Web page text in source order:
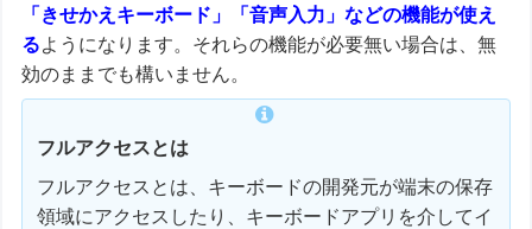
「きせかえキーボード」「音声入力」などの機能が使え
るようになります。それらの機能が必要無い場合は、無
効のままでも構いません。
フルアクセスとは
フルアクセスとは、キーボードの開発元が端末の保存
領域にアクセスしたり、キーボードアプリを介してイ